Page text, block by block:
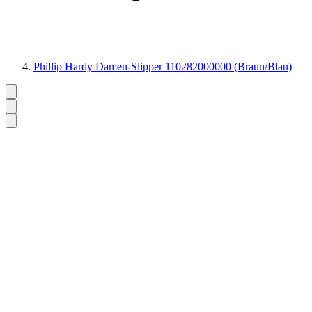
Phillip Hardy Damen-Slipper 110282000000 (Braun/Blau)